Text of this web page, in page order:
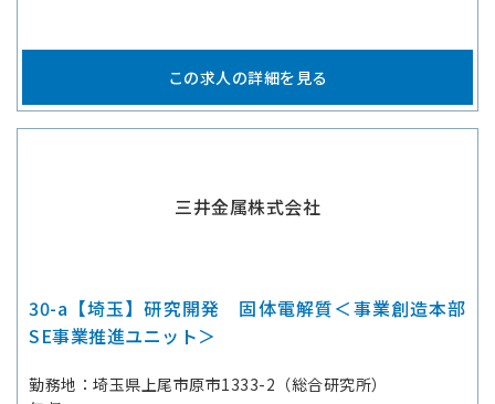
この求人の詳細を見る
三井金属株式会社
30-a【埼玉】研究開発 固体電解質＜事業創造本部
SE事業推進ユニット＞
勤務地
埼玉県上尾市原市1333-2（総合研究所）